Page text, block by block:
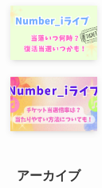
アーカイブ